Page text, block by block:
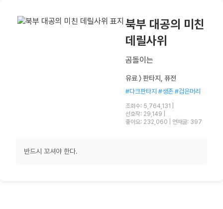
북부 대공의 미친
데릴사위
곰돌이는
유료 〉 판타지, 퓨전
#다크판타지 #생존 #검은머리
조회수: 5,764,131
선호작: 29,149
좋아요: 232,060
연재글: 397
반드시 꼬셔야 한다.